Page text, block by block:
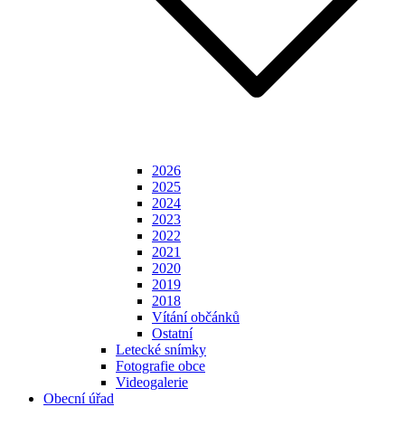
2026
2025
2024
2023
2022
2021
2020
2019
2018
Vítání občánků
Ostatní
Letecké snímky
Fotografie obce
Videogalerie
Obecní úřad